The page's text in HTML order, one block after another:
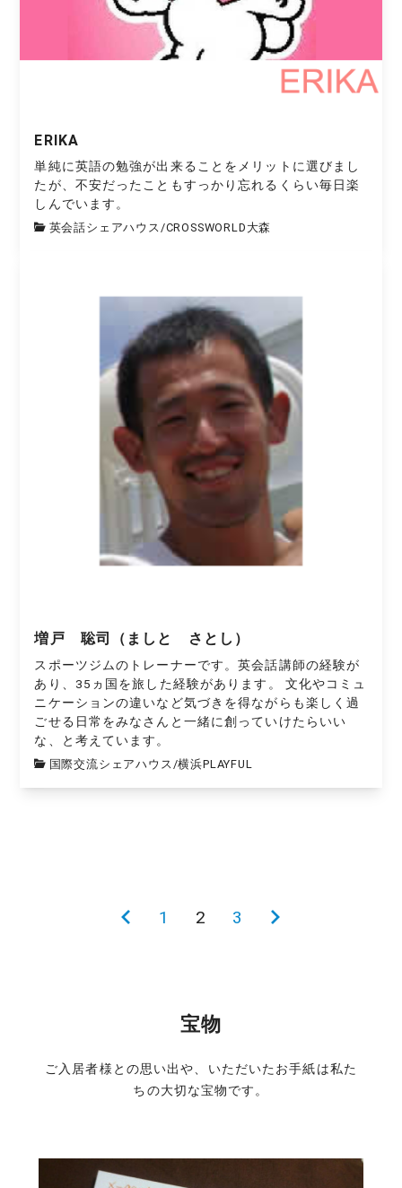
ERIKA
単純に英語の勉強が出来ることをメリットに選びまし
たが、不安だったこともすっかり忘れるくらい毎日楽
しんでいます。
英会話シェアハウス/CROSSWORLD大森
増戸 聡司（ましと さとし）
スポーツジムのトレーナーです。英会話講師の経験が
あり、35ヵ国を旅した経験があります。 文化やコミュ
ニケーションの違いなど気づきを得ながらも楽しく過
ごせる日常をみなさんと一緒に創っていけたらいい
な、と考えています。
国際交流シェアハウス/横浜PLAYFUL
前1 2 3
次
宝物
ご入居者様との思い出や、いただいたお手紙は私た
ちの大切な宝物です。